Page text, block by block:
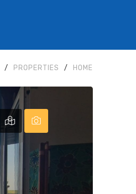
HOME
/
PROPERTIES
/